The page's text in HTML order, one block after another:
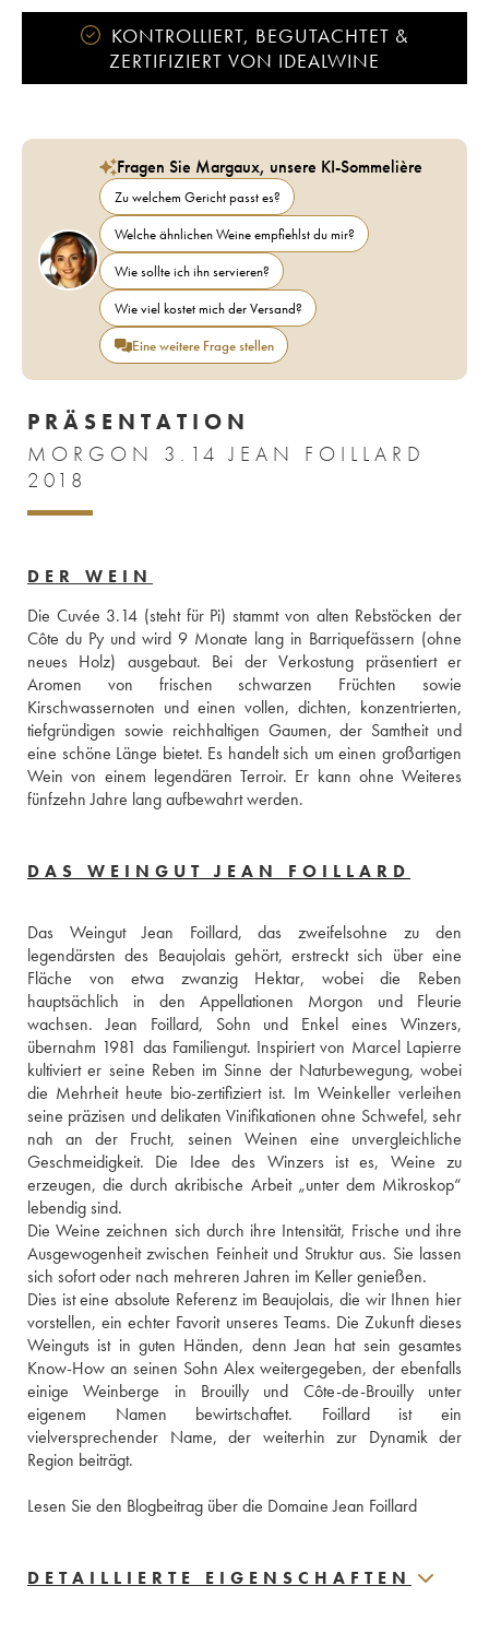
KONTROLLIERT, BEGUTACHTET &
ZERTIFIZIERT VON IDEALWINE
Fragen Sie Margaux, unsere KI-Sommelière
Zu welchem Gericht passt es?
Welche ähnlichen Weine empfiehlst du mir?
Wie sollte ich ihn servieren?
Wie viel kostet mich der Versand?
Eine weitere Frage stellen
PRÄSENTATION
MORGON 3.14 JEAN FOILLARD
2018
DER WEIN
Die Cuvée 3.14 (steht für Pi) stammt von alten Rebstöcken der
Côte du Py und wird 9 Monate lang in Barriquefässern (ohne
neues Holz) ausgebaut. Bei der Verkostung präsentiert er
Aromen von frischen schwarzen Früchten sowie
Kirschwassernoten und einen vollen, dichten, konzentrierten,
tiefgründigen sowie reichhaltigen Gaumen, der Samtheit und
eine schöne Länge bietet. Es handelt sich um einen großartigen
Wein von einem legendären Terroir. Er kann ohne Weiteres
DAS WEINGUT JEAN FOILLARD
Das Weingut Jean Foillard, das zweifelsohne zu den
legendärsten des Beaujolais gehört, erstreckt sich über eine
Fläche von etwa zwanzig Hektar, wobei die Reben
hauptsächlich in den Appellationen Morgon und Fleurie
wachsen. Jean Foillard, Sohn und Enkel eines Winzers,
übernahm 1981 das Familiengut. Inspiriert von Marcel Lapierre
kultiviert er seine Reben im Sinne der Naturbewegung, wobei
die Mehrheit heute bio-zertifiziert ist. Im Weinkeller verleihen
seine präzisen und delikaten Vinifikationen ohne Schwefel, sehr
nah an der Frucht, seinen Weinen eine unvergleichliche
Geschmeidigkeit. Die Idee des Winzers ist es, Weine zu
erzeugen, die durch akribische Arbeit „unter dem Mikroskop“
lebendig sind.
Die Weine zeichnen sich durch ihre Intensität, Frische und ihre
Ausgewogenheit zwischen Feinheit und Struktur aus. Sie lassen
sich sofort oder nach mehreren Jahren im Keller genießen.
Dies ist eine absolute Referenz im Beaujolais, die wir Ihnen hier
vorstellen, ein echter Favorit unseres Teams. Die Zukunft dieses
Weinguts ist in guten Händen, denn Jean hat sein gesamtes
Know-How an seinen Sohn Alex weitergegeben, der ebenfalls
einige Weinberge in Brouilly und Côte-de-Brouilly unter
eigenem Namen bewirtschaftet. Foillard ist ein
vielversprechender Name, der weiterhin zur Dynamik der
Region beiträgt.
Lesen Sie den Blogbeitrag über die Domaine Jean Foillard
DETAILLIERTE EIGENSCHAFTEN